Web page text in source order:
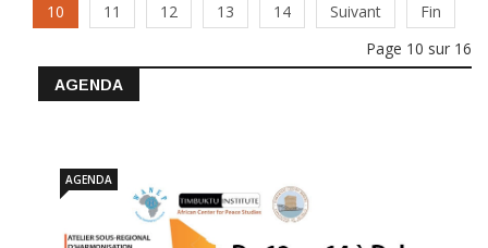
10
11 12 13 14 Suivant
Fin
Page 10 sur 16
AGENDA
AGENDA